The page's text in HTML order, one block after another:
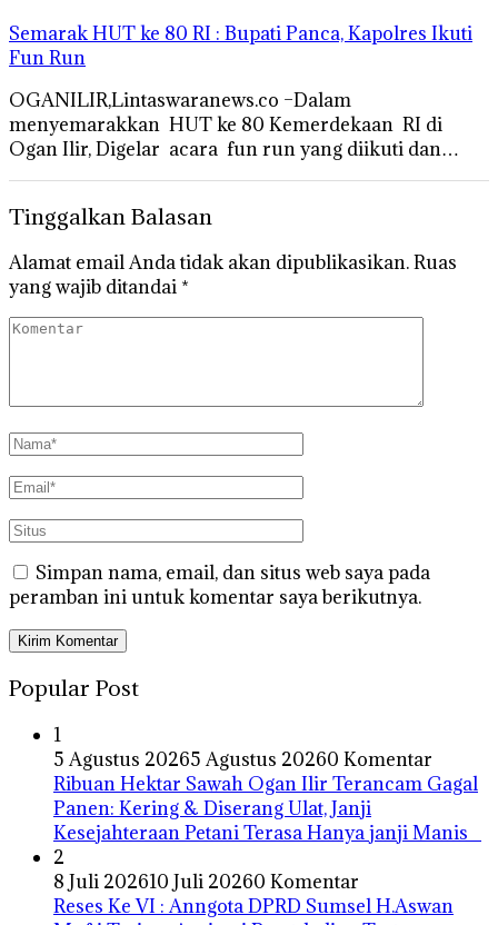
Semarak HUT ke 80 RI : Bupati Panca, Kapolres Ikuti
Fun Run
OGANILIR,Lintaswaranews.co –Dalam
menyemarakkan HUT ke 80 Kemerdekaan RI di
Ogan Ilir, Digelar acara fun run yang diikuti dan…
Tinggalkan Balasan
Alamat email Anda tidak akan dipublikasikan.Ruas
yang wajib ditandai *
Simpan nama, email, dan situs web saya pada
peramban ini untuk komentar saya berikutnya.
Popular Post
1
5 Agustus 20265 Agustus 20260 Komentar
Ribuan Hektar Sawah Ogan Ilir Terancam Gagal
Panen: Kering & Diserang Ulat, Janji
Kesejahteraan Petani Terasa Hanya janji Manis
2
8 Juli 202610 Juli 20260 Komentar
Reses Ke VI : Anngota DPRD Sumsel H.Aswan